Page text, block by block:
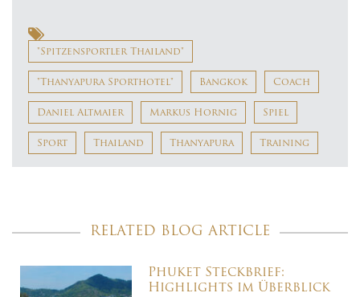
"Spitzensportler Thailand"
"Thanyapura Sporthotel" Bangkok Coach
Daniel Altmaier Markus Hornig Spiel
Sport Thailand Thanyapura Training
RELATED BLOG ARTICLE
Phuket Steckbrief:
Highlights im Überblick